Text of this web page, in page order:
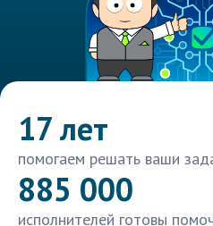
17 лет
помогаем решать ваши
885 000
исполнителей готовы